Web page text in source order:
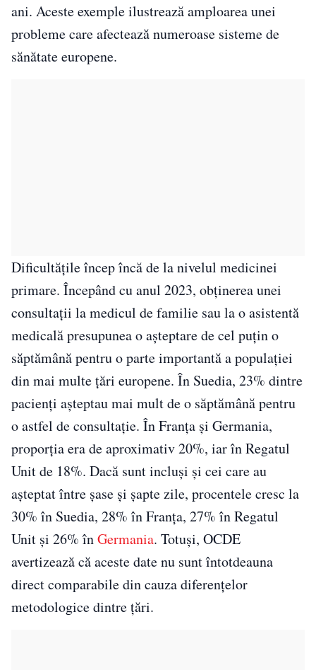
ani. Aceste exemple ilustrează amploarea unei
probleme care afectează numeroase sisteme de
sănătate europene.
Dificultățile încep încă de la nivelul medicinei
primare. Începând cu anul 2023, obținerea unei
consultații la medicul de familie sau la o asistentă
medicală presupunea o așteptare de cel puțin o
săptămână pentru o parte importantă a populației
din mai multe țări europene. În Suedia, 23% dintre
pacienți așteptau mai mult de o săptămână pentru
o astfel de consultație. În Franța și Germania,
proporția era de aproximativ 20%, iar în Regatul
Unit de 18%. Dacă sunt incluși și cei care au
așteptat între șase și șapte zile, procentele cresc la
30% în Suedia, 28% în Franța, 27% în Regatul
Unit și 26% înGermania. Totuși, OCDE
avertizează că aceste date nu sunt întotdeauna
direct comparabile din cauza diferențelor
metodologice dintre țări.